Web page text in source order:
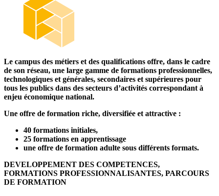
Le campus des métiers et des qualifications offre, dans le cadre
de son réseau, une large gamme de formations professionnelles,
technologiques et générales, secondaires et supérieures pour
tous les publics dans des secteurs d’activités correspondant à
enjeu économique national.
Une offre de formation riche, diversifiée et attractive :
40 formations initiales,
25 formations en apprentissage
une offre de formation adulte sous différents formats.
DEVELOPPEMENT DES COMPETENCES,
FORMATIONS PROFESSIONNALISANTES, PARCOURS
DE FORMATION